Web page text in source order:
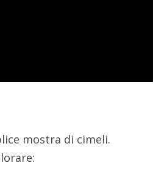
mostra di cimeli.